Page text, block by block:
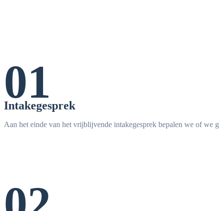
01
Intakegesprek
Aan het einde van het vrijblijvende intakegesprek bepalen we of we